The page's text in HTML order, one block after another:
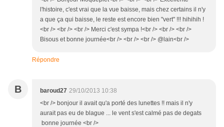
l'histoire, c'est vrai que la vue baisse, mais chez certains il n'y
a que ça qui baisse, le reste est encore bien "vert" !!! hihihih !
<br /> <br /> <br /> Merci c'est sympa !<br /> <br /> <br />
Bisous et bonne journée<br /> <br /> <br /> @lain<br />
Répondre
B baroud27 29/10/2013 10:38
<br /> bonjour il avait qu'a porté des lunettes !! mais il n'y
aurait pas eu de blague ... le vent s'est calmé pas de degats
bonne journée <br />